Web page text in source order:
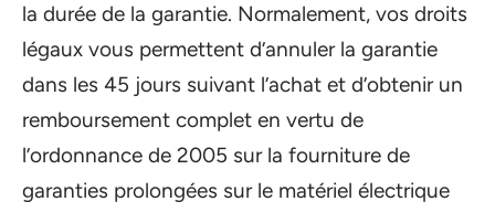
la durée de la garantie. Normalement, vos droits
légaux vous permettent d’annuler la garantie
dans les 45 jours suivant l’achat et d’obtenir un
remboursement complet en vertu de
l’ordonnance de 2005 sur la fourniture de
garanties prolongées sur le matériel électrique